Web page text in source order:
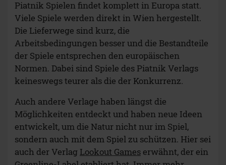
Möglichkeiten entdeckt und haben neue Ideen
entwickelt, um die Natur nicht nur im Spiel,
sondern auch mit dem Spiel zu schützen. Hier sei
auch der VerlagLookout Gameserwähnt, der ein
Greenline-Label etabliert hat. Immer mehr
Verlage gehen diese Wege inzwischen auch.
Naturspiele: Lehrreich,
schön und unterhaltsam
Eines sei zum Schluss noch erwähnt: Brettspiele
mit Naturthemen sind in der Regel sehr schön